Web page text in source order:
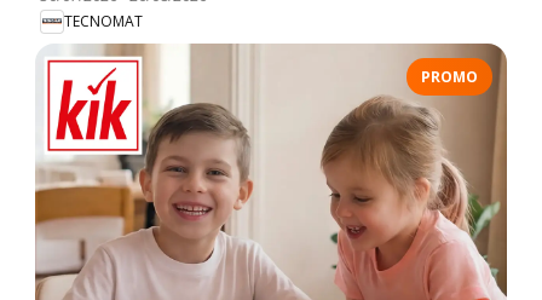
TECNOMAT
PROMO